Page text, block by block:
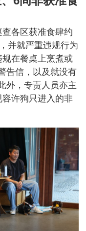
各区获准食肆约
并就严重违规行为
在餐桌上烹煮或
告信，以及就没有
外，专责人员亦主
许狗只进入的非